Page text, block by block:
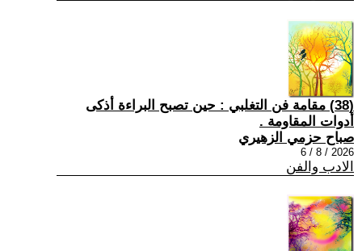
(38) مقامة فن التغلبي : حين تصبح البراءة أذكى
أدوات المقاومة .
صباح حزمي الزهيري
2026 / 8 / 6
الادب والفن